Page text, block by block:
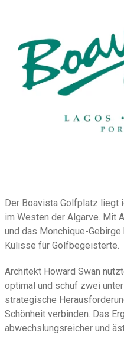
Der Boavista Golfplatz liegt
im Westen der Algarve. Mit
und das Monchique-
Kulisse für Golfbegeisterte.
Architekt Howard Swan
optimal und schuf zwei
strategische
Schönheit verbinden. Das
abwechslungsreicher und